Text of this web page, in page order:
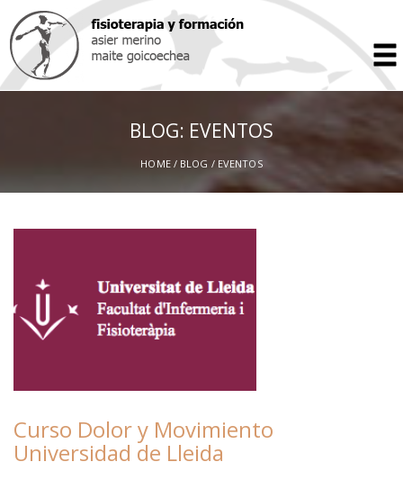
BLOG: EVENTOS
HOME/ BLOG / EVENTOS
Curso Dolor y Movimiento
Universidad de Lleida